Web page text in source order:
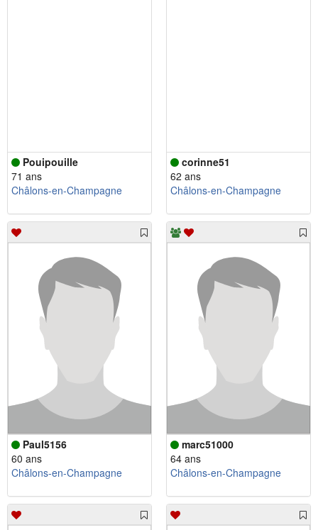
Pouipouille
71 ans
Châlons-en-Champagne
corinne51
62 ans
Châlons-en-Champagne
Paul5156
60 ans
Châlons-en-Champagne
marc51000
64 ans
Châlons-en-Champagne